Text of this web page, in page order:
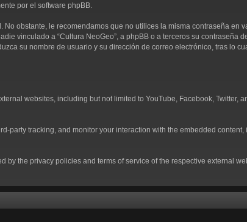
por el software phpBB.
obstante, le recomendamos que no utilices la misma contraseña en
vinculado a “Cultura NeoGeo”, a phpBB o a terceros su contraseña
su nombre de usuario y su dirección de correo electrónico, tras lo
websites, including but not limited to YouTube, Facebook, Twitter,
party tracking, and monitor your interaction with the embedded
by the privacy policies and terms of service of the respective external